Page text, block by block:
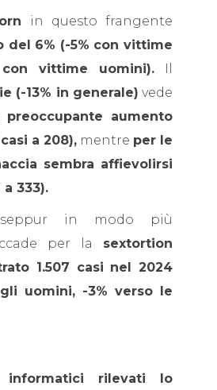
in questo frangente
del 6% (-5% con vittime
vittime uomini).
(-13% in generale) vede
aumento
a 208), mentre per le
sembra affievolirsi
333).
in modo più
per la sextortion
1.507 casi nel 2024
uomini, -3% verso le
informatici rilevati lo